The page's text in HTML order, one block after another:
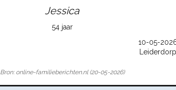
Jessica
54 jaar
10-05-
Leiderdorp
Bron: online-familieberichten.nl (20-05-2026)